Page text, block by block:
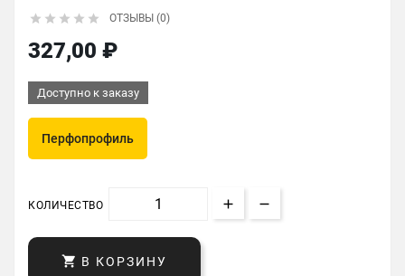
     ОТЗЫВЫ (0)
327,00 ₽
Доступно к заказу
Перфопрофиль
КОЛИЧЕСТВО
 В КОРЗИНУ